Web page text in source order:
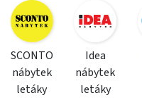
SCONTO
nábytek
letáky
Idea
nábytek
letáky